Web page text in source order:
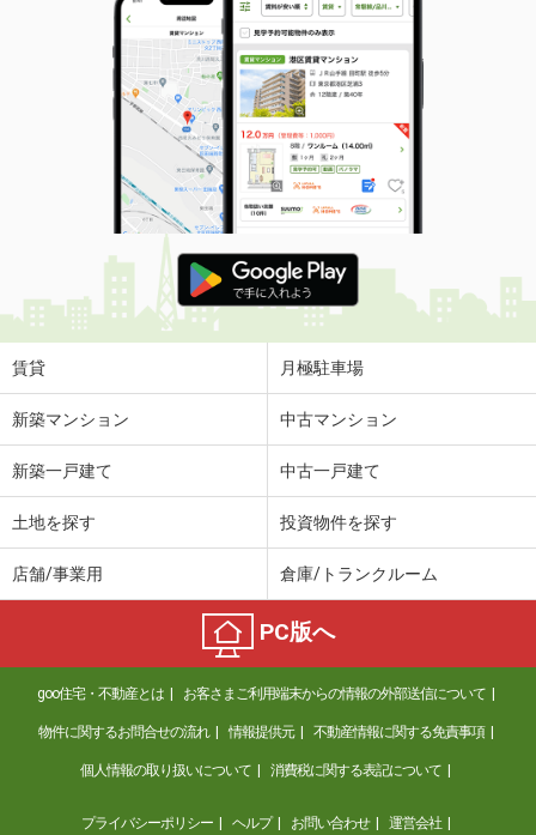
賃貸 月極駐車場
新築マンション 中古マンション
新築一戸建て 中古一戸建て
土地を探す 投資物件を探す
店舗/事業用 倉庫/トランクルーム
PC版へ
goo住宅・不動産とは お客さまご利用端末からの情報の外部送信について
物件に関するお問合せの流れ 情報提供元 不動産情報に関する免責事項
個人情報の取り扱いについて 消費税に関する表記について
プライバシーポリシー ヘルプ お問い合わせ 運営会社